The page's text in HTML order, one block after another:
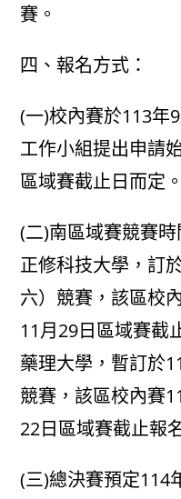
賽。
四、報名方式：
(一)校內賽於113年
工作小組提出申請
區域賽截止日而定。
(二)南區域賽競賽
正修科技大學，訂
六）競賽，該區校
11月29日區域賽截
藥理大學，暫訂於
競賽，該區校內賽
22日區域賽截止報
(三)總決賽預定114